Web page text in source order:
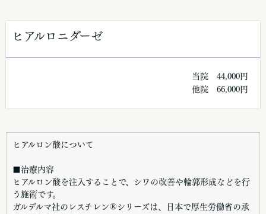
ヒアルロニダーゼ
当院 44,000円
他院 66,000円
ヒアルロン酸について
■治療内容
ヒアルロン酸を注入することで、シワの改善や輪郭形成などを行
う施術です。
ガルデルマ社のレスチレン®シリーズは、日本で厚生労働省の承